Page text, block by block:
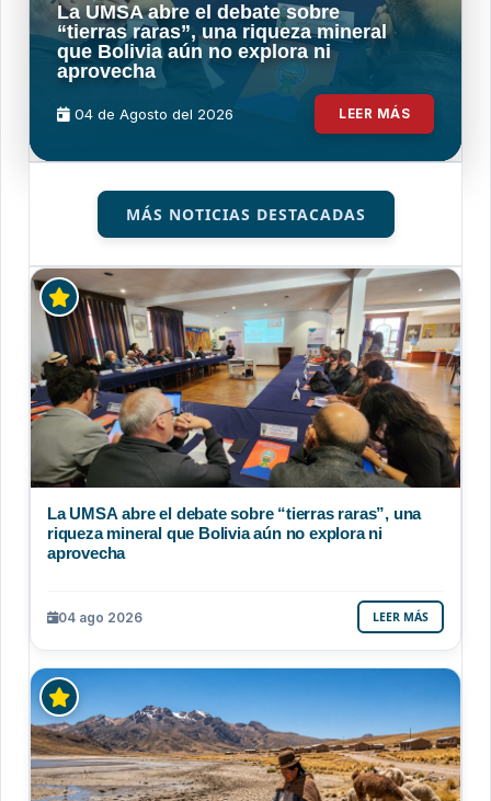
La UMSA abre el debate sobre
“tierras raras”, una riqueza mineral
que Bolivia aún no explora ni
aprovecha
04 de Agosto del 2026 LEER MÁS
MÁS NOTICIAS DESTACADAS
La UMSA abre el debate sobre “tierras raras”, una
riqueza mineral que Bolivia aún no explora ni
aprovecha
04 ago 2026 LEER MÁS